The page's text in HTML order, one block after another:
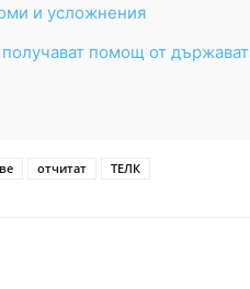
и усложнения
помощ от
отчитат ТЕЛК